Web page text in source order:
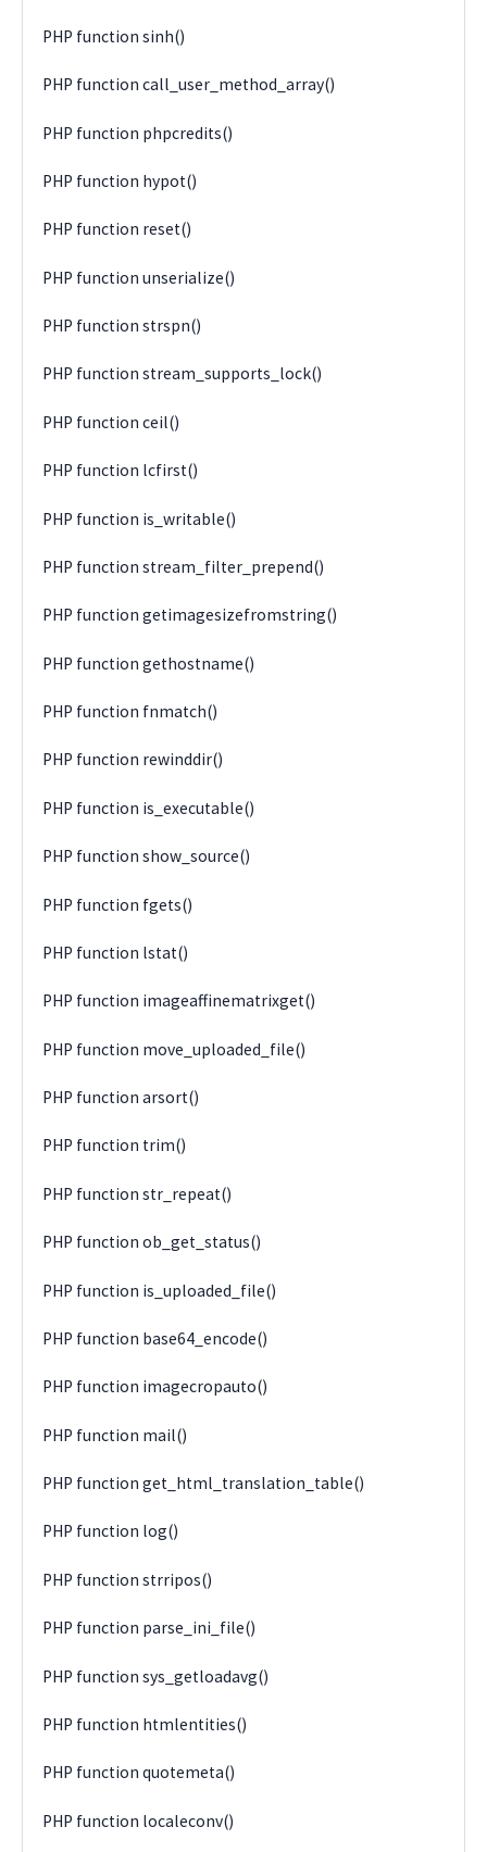
PHP function sinh()
PHP function call_user_method_array()
PHP function phpcredits()
PHP function hypot()
PHP function reset()
PHP function unserialize()
PHP function strspn()
PHP function stream_supports_lock()
PHP function ceil()
PHP function lcfirst()
PHP function is_writable()
PHP function stream_filter_prepend()
PHP function getimagesizefromstring()
PHP function gethostname()
PHP function fnmatch()
PHP function rewinddir()
PHP function is_executable()
PHP function show_source()
PHP function fgets()
PHP function lstat()
PHP function imageaffinematrixget()
PHP function move_uploaded_file()
PHP function arsort()
PHP function trim()
PHP function str_repeat()
PHP function ob_get_status()
PHP function is_uploaded_file()
PHP function base64_encode()
PHP function imagecropauto()
PHP function mail()
PHP function get_html_translation_table()
PHP function log()
PHP function strripos()
PHP function parse_ini_file()
PHP function sys_getloadavg()
PHP function htmlentities()
PHP function quotemeta()
PHP function localeconv()